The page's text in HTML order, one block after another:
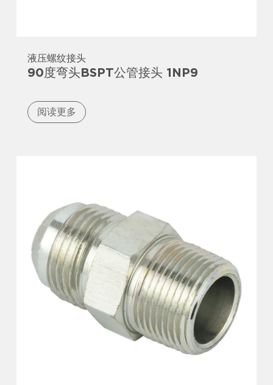
液压螺纹接头
90度弯头BSPT公管接头 1NP9
阅读更多